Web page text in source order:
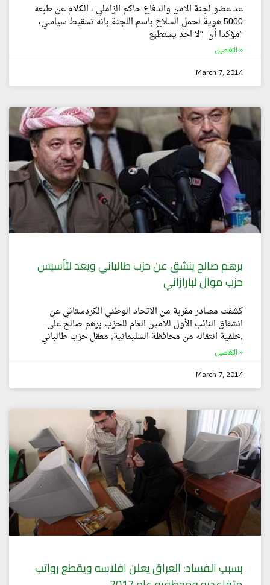
عد عضو لجنة الامن والدفاع حاكم الزاملي ، الكلام عن طبعه
5000 هوية لحمل السلاح باسم اللجنة بانه تسقيط سياسي،
مؤكدا أن “لا احد يستطيع”
التفاصيل »
March 7, 2014
برهم صالح ينشق عن حزب طالباني ويعد لتأسيس
حزب موال لبارازاني
كشفت مصادر مقربة من الاتحاد الوطني الكردستاني عن
انشقاق النائب الأول للامين العام للحزب برهم صالح على
خلفية انتقاله من محافظة السليمانية, معقل حزب طالباني,
التفاصيل »
March 7, 2014
بسبب الفساد: العراق يعلن افلاسه ويقطع رواتب